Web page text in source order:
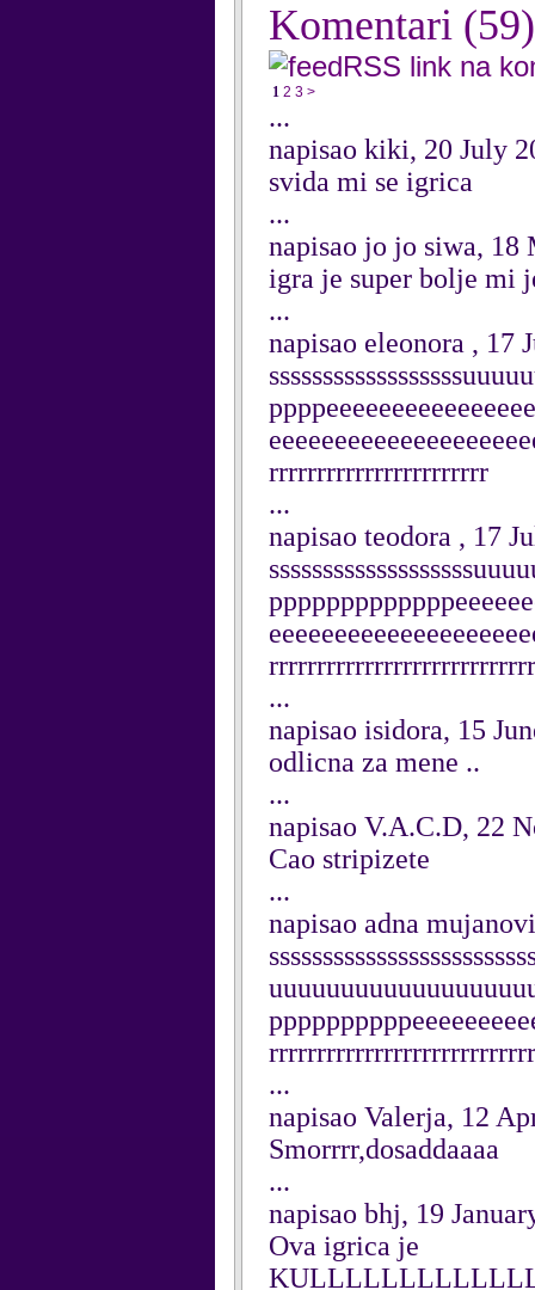
Komentari (59)
RSS link na
1 2 3 >
...
napisao kiki, 20 July
svida mi se igrica
...
napisao jo jo siwa, 18
igra je super bolje mi
...
napisao eleonora , 17
rrrrrrrrrrrrrrrrrrrrrrr
...
napisao teodora , 17
...
napisao isidora, 15
odlicna za mene ..
...
napisao V.A.C.D, 22
Cao stripizete
...
napisao adna
...
napisao Valerja, 12
Smorrrr,dosaddaaaa
...
napisao bhj, 19
Ova igrica je